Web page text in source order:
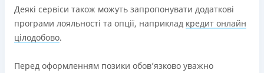
Деякі сервіси також можуть запропонувати додаткові
програми лояльності та опції, наприклад кредит онлайн
цілодобово.
Перед оформленням позики обов’язково уважно